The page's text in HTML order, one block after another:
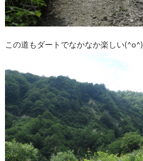
この道もダートでなかなか楽しい(^o^)